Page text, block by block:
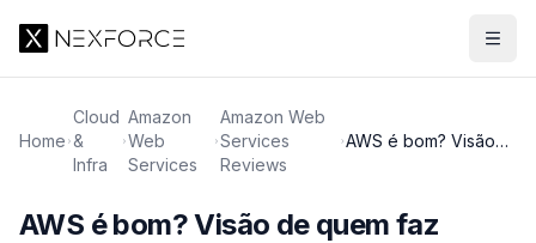
Home
Cloud
&
Infra
Amazon
Web
Services
Amazon Web
Services
Reviews
AWS é bom? Visão
AWS é bom? Visão de quem faz